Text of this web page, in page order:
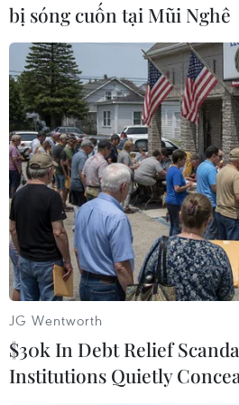
Đặc biệt, cơ cấu FDIcũng
những lĩnh vực không
côngnghệ thấp, bất động
nhận lượng FDI lớn trong
cần đầu tư (hạ tầng, nông
cao) lạikhông hấp dẫn dòng
thống kê đến hết năm 2011
đăng ký theo dự án tập
trong lĩnh vựcbất động sản,
so với lĩnh vực dịch vụ cung
hơn gần 100 tỷ USD so với
Khảo sátcủa UNIDO cũng chỉ
nghiệp FDI không thể khai
sảnxuất do Việt Nam thiếu
bị sóng cuốn tại Mũi Nghê
JG Wentworth
$30k In Debt Relief
Institutions Quietly